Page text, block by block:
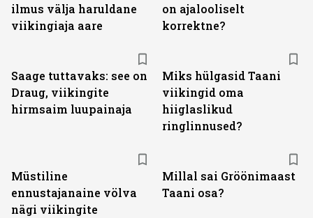
ilmus välja haruldane
viikingiaja aare
on ajalooliselt
korrektne?
Saage tuttavaks: see on
Draug, viikingite
hirmsaim luupainaja
Miks hülgasid Taani
viikingid oma
hiiglaslikud
ringlinnused?
Müstiline
ennustajanaine völva
nägi viikingite
Millal sai Gröönimaast
Taani osa?